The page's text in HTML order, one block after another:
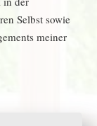
Selbst sowie
meiner